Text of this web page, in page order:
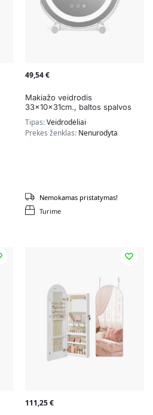
49,54€
Makiažo veidrodis
33x10x31cm., baltos spalvos
Tipas:Veidrodėliai
Prekės ženklas: Nenurodyta
Turime
Nemokamas pristatymas!
111,25€